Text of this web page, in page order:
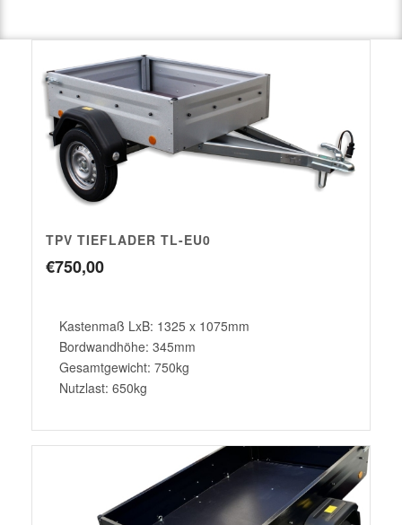
TPV TIEFLADER TL-EU0
€750,00
Kastenmaß LxB: 1325 x 1075mm
Bordwandhöhe: 345mm
Gesamtgewicht: 750kg
Nutzlast: 650kg